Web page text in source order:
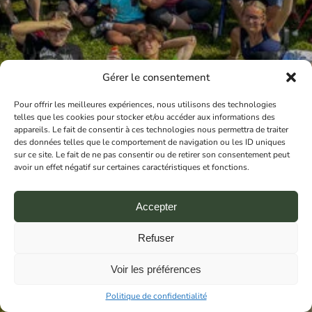
Gérer le consentement
Pour offrir les meilleures expériences, nous utilisons des technologies
telles que les cookies pour stocker et/ou accéder aux informations des
appareils. Le fait de consentir à ces technologies nous permettra de traiter
des données telles que le comportement de navigation ou les ID uniques
sur ce site. Le fait de ne pas consentir ou de retirer son consentement peut
avoir un effet négatif sur certaines caractéristiques et fonctions.
Accepter
Refuser
Voir les préférences
Politique de confidentialité
Camp de
vacances
spécialisé
Un séjour spécialement adapté à vos besoins